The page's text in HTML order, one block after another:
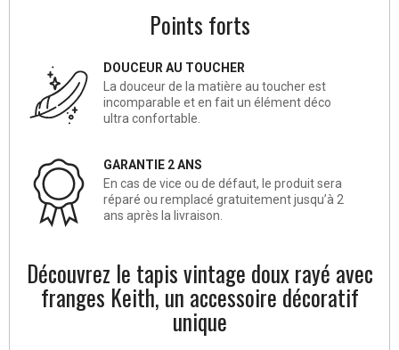
Points forts
DOUCEUR AU TOUCHER
La douceur de la matière au toucher est
incomparable et en fait un élément déco
ultra confortable.
GARANTIE 2 ANS
En cas de vice ou de défaut, le produit sera
réparé ou remplacé gratuitement jusqu’à 2
ans après la livraison.
Découvrez le tapis vintage doux rayé avec
franges Keith, un accessoire décoratif
unique